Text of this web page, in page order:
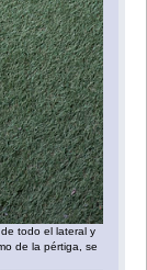
todo el lateral y
de la pértiga, se